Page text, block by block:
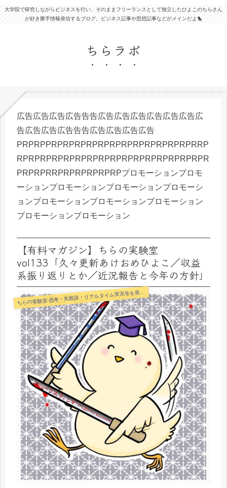
大学院で研究しながらビジネスを行い、そのままフリーランスとして独立したひよこのちらさん
が好き勝手情報発信するブログ。ビジネス記事や思想記事などがメインだよ🐤
ちらラボ
広告広告広告広告告告広告広告広告広告広告広告広
告広告広告広告告告広告広告広告広告
PRPRPPRPRPRPRPRPRPRPRPRPRPRPRPRRP
RPRPRPRPRPRPRPRPRPRPRPRPRPRPRPRPR
PRPRPRRPRPRPRPRPRPプロモーションプロモ
ーションプロモーションプロモーションプロモーシ
ョンプロモーションプロモーションプロモーション
プロモーションプロモーション
【有料マガジン】ちらの実験室
vol133「久々更新あけおめひよこ／収益
系振り返りとか／近況報告と今年の方針」
ちらの実験室-思考・失敗談・リアルタイム実況等を発信します-